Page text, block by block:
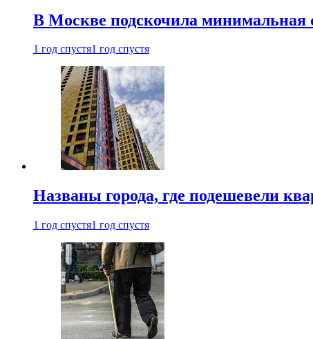
В Москве подскочила минимальная
1 год спустя1 год спустя
Названы города, где подешевели
1 год спустя1 год спустя